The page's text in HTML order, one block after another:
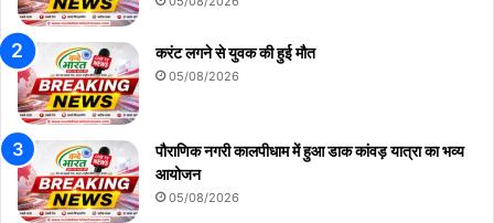
करंट लगने से युवक की हुई मौत
05/08/2026
पौराणिक नगरी कालपीधाम में हुआ डाक कांवड़ यात्रा का भव्य
आयोजन
05/08/2026